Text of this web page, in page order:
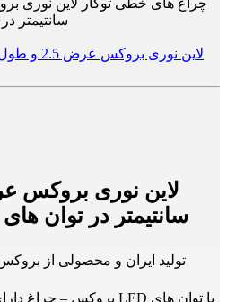
سانتیمتر در توان
تولید ایران و محصولی از